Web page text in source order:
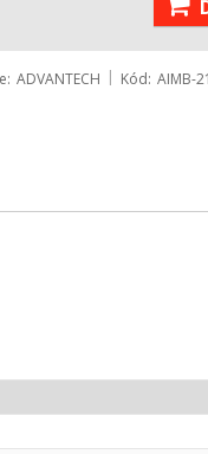
ADVANTECH Kód AIMB-